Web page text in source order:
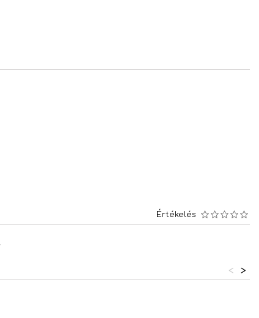
Értékelés
>
<